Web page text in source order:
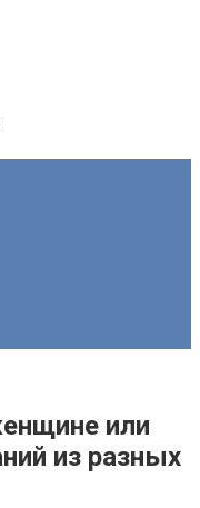
или
из разных